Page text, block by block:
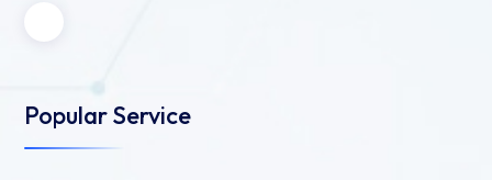
Popular Service